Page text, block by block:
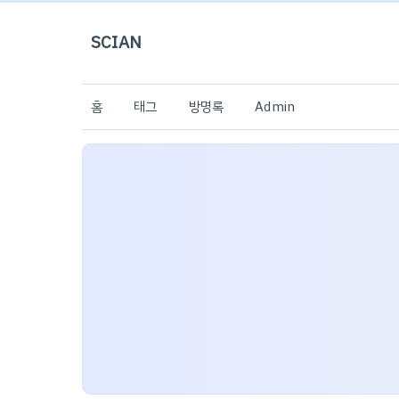
SCIAN
홈 태그 방명록 Admin